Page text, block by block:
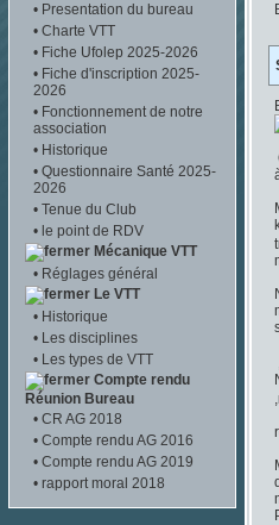
• Presentation du bureau
• Charte VTT
• Fiche Ufolep 2025-2026
• Fiche d'inscription 2025-
2026
• Fonctionnement de notre
association
• Historique
• Questionnaire Santé 2025-
2026
• Tenue du Club
• le point de RDV
Mécanique VTT
• Réglages général
Le VTT
• Historique
• Les disciplines
• Les types de VTT
Compte rendu
Réunion Bureau
• CR AG 2018
• Compte rendu AG 2016
• Compte rendu AG 2019
• rapport moral 2018